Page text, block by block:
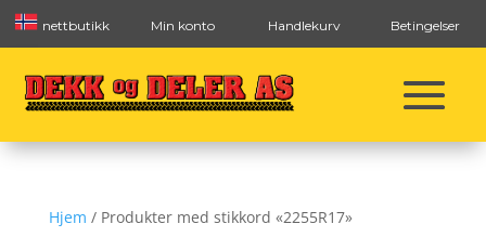
nettbutikk Min konto Handlekurv Betingelser
Hjem / Produkter med stikkord «2255R17»